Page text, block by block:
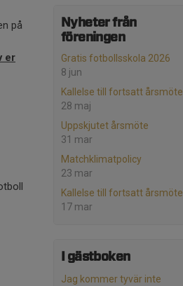
Nyheter från
föreningen
Gratis fotbollsskola 2026
8 jun
Kallelse till fortsatt årsmöte
28 maj
Uppskjutet årsmöte
31 mar
Matchklimatpolicy
23 mar
Kallelse till fortsatt årsmöte
17 mar
I gästboken
Jag kommer tyvär inte
på
er